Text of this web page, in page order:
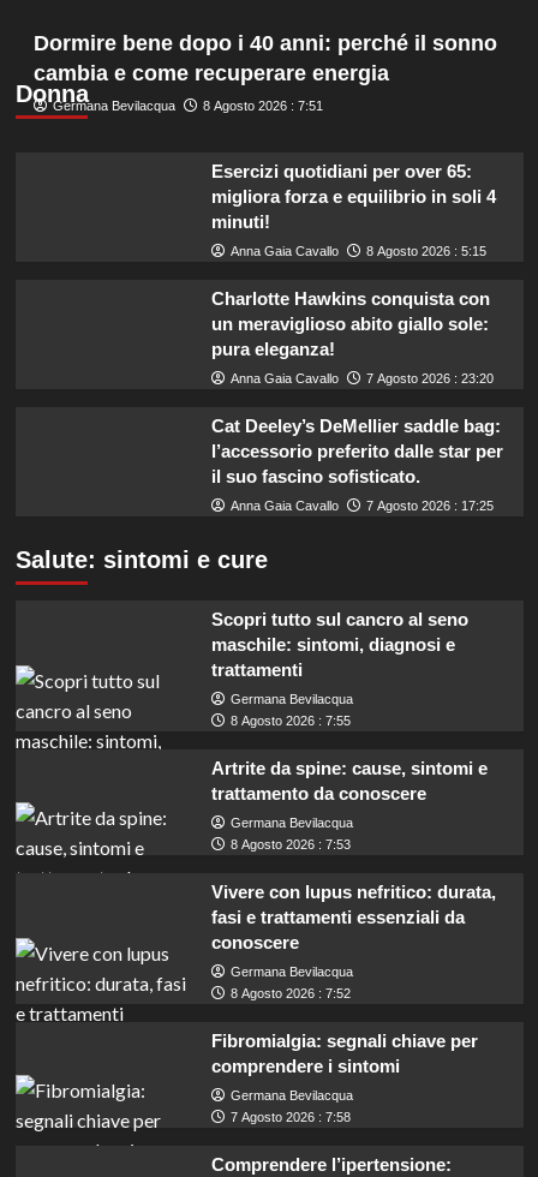
Donna
Dormire bene dopo i 40 anni: perché il sonno
cambia e come recuperare energia
Germana Bevilacqua 8 Agosto 2026 : 7:51
Esercizi quotidiani per over 65:
migliora forza e equilibrio in soli 4
minuti!
Anna Gaia Cavallo 8 Agosto 2026 : 5:15
Charlotte Hawkins conquista con
un meraviglioso abito giallo sole:
pura eleganza!
Anna Gaia Cavallo 7 Agosto 2026 : 23:20
Cat Deeley’s DeMellier saddle bag:
l’accessorio preferito dalle star per
il suo fascino sofisticato.
Anna Gaia Cavallo 7 Agosto 2026 : 17:25
Salute: sintomi e cure
Scopri tutto sul cancro al seno
maschile: sintomi, diagnosi e
trattamenti
Germana Bevilacqua
8 Agosto 2026 : 7:55
Artrite da spine: cause, sintomi e
trattamento da conoscere
Germana Bevilacqua
8 Agosto 2026 : 7:53
Vivere con lupus nefritico: durata,
fasi e trattamenti essenziali da
conoscere
Germana Bevilacqua
8 Agosto 2026 : 7:52
Fibromialgia: segnali chiave per
comprendere i sintomi
Germana Bevilacqua
7 Agosto 2026 : 7:58
Comprendere l’ipertensione: